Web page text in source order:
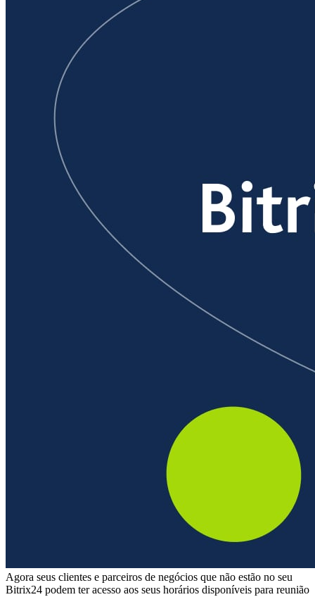
Agora seus clientes e parceiros de negócios que não estão no seu
Bitrix24 podem ter acesso aos seus horários disponíveis para reunião